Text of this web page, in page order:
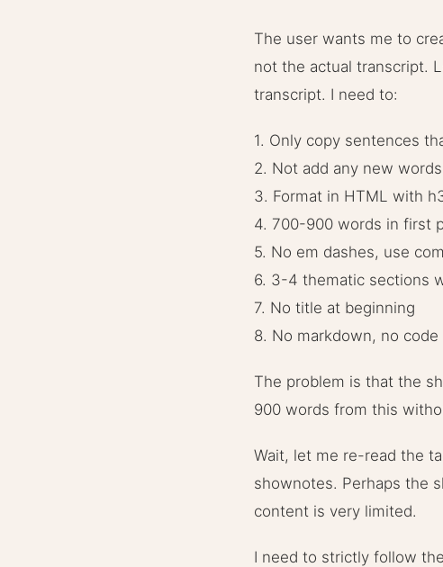
The user wants me to
not the actual transcript.
transcript. I need to:
1. Only copy sentences
2. Not add any new
3. Format in HTML with
4. 700-900 words in first
5. No em dashes, use
6. 3-4 thematic sections
7. No title at beginning
8. No markdown, no code
The problem is that the
900 words from this
Wait, let me re-read the
shownotes. Perhaps the
content is very limited.
I need to strictly follow